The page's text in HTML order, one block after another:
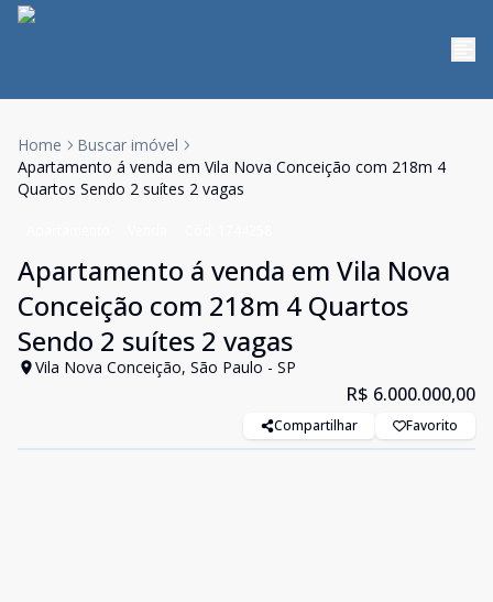
Home
Buscar imóvel
Apartamento á venda em Vila Nova Conceição com 218m 4
Quartos Sendo 2 suítes 2 vagas
Apartamento á venda em Vila Nova
Conceição com 218m 4 Quartos
Sendo 2 suítes 2 vagas
Vila Nova Conceição, São Paulo - SP
R$ 6.000.000,00
Compartilhar Favorito